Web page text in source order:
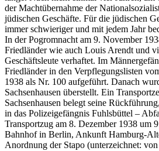
der Machtübernahme der
jüdischen Geschäfte. Für die jüdischen
immer schwieriger und mit jedem Jahr
In der Pogromnacht am 9. November
Friedländer wie auch Louis Arendt und
Geschäftsleute verhaftet. Im
Friedländer in den Verpflegungslisten
1938 als Nr. 100 aufgeführt. Danach
Sachsenhausen überstellt. Ein
Sachsenhausen belegt seine
in das Polizeigefängnis Fuhlsbüttel –
Transportzug am 8. Dezember 1938 um
Bahnhof in Berlin, Ankunft Hamburg-
Anordnung der Stapo (unterzeichnet: